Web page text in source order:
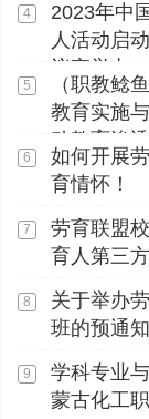
4
2023年中
人活动启
议室举办
5
（职教鲶
教育实施
动教育渗
工职业学
6
如何开展
育情怀！
7
劳育联盟
育人第三
8
关于举办
班的预通知
9
学科专业
蒙古化工